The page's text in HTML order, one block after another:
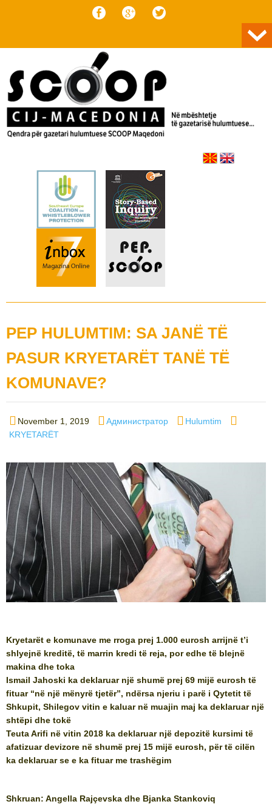
PEP HULUMTIM: SA JANË TË
PASUR KRYETARËT TANË TË
KOMUNAVE?
Posted
on
November 1, 2019 Author
Администратор Categories
Hulumtim
KRYETARËT
Kryetarët e komunave me rroga prej 1.000 eurosh arrijnë t’i
shlyejnë kreditë, të marrin kredi të reja, por edhe të blejnë
makina dhe toka
Ismail Jahoski ka deklaruar një shumë prej 69 mijë eurosh të
fituar “në një mënyrë tjetër”, ndërsa njeriu i parë i Qytetit të
Shkupit, Shilegov vitin e kaluar në muajin maj ka deklaruar një
shtëpi dhe tokë
Teuta Arifi në vitin 2018 ka deklaruar një depozitë kursimi të
afatizuar devizore në shumë prej 15 mijë eurosh, për të cilën
ka deklaruar se e ka fituar me trashëgim
Shkruan: Angella Rajçevska dhe Bjanka Stankoviq